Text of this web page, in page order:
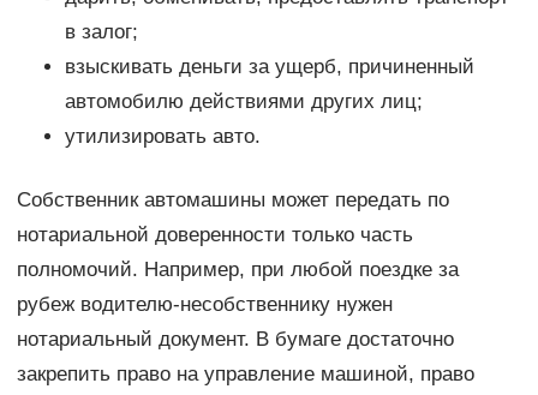
в залог;
взыскивать деньги за ущерб, причиненный
автомобилю действиями других лиц;
утилизировать авто.
Собственник автомашины может передать по
нотариальной доверенности только часть
полномочий. Например, при любой поездке за
рубеж водителю-несобственнику нужен
нотариальный документ. В бумаге достаточно
закрепить право на управление машиной, право